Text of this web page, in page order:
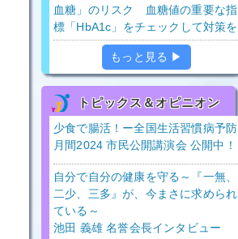
血糖」のリスク 血糖値の重要な指
標「HbA1c」をチェックして対策を
もっと見る ▶
トピックス＆オピニオン
少食で腸活！ー全国生活習慣病予防
月間2024 市民公開講演会 公開中！
自分で自分の健康を守る～『一無、
二少、三多』が、今まさに求められ
ている～
池田 義雄 名誉会長インタビュー